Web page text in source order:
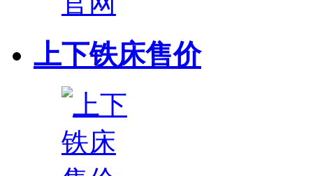
上下铁床售价